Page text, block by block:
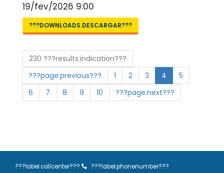
19/fev/2026 9:00
???DOWNLOADS.DESCARGAR???
230 ???results.indication???
???page.previous???
1 2 3 4
5
6
7 8 9 10 ???page.next???
???label.callcenter???
???label.phonenumber???